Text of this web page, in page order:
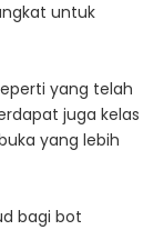
untuk
yang telah
juga kelas
yang lebih
bagi bot